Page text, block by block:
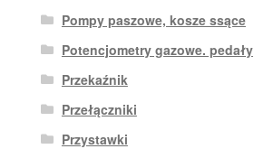
Pompy paszowe, kosze ssące
Potencjometry gazowe. pedały
Przekaźnik
Przełączniki
Przystawki